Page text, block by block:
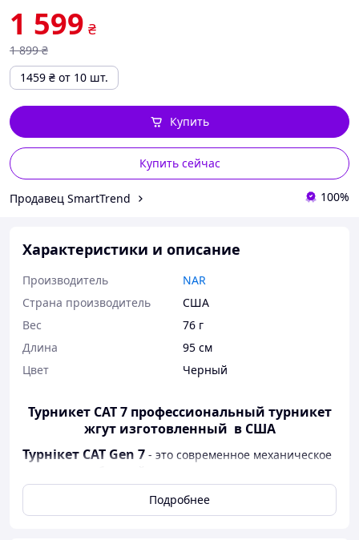
1 599 ₴
1 899 ₴
1459 ₴ от 10 шт.
Купить сейчас
Купить
Продавец SmartTrend 100%
Характеристики и описание
Производитель
NAR
Страна производитель
США
Вес
76 г
Длина
95 см
Цвет
Черный
Турникет CAT 7 профессиональный турникет
жгут изготовленный в США
Турнікет CAT Gen 7 - это современное механическое
кровотечения с конечностей. Используется в сфере
экстренной медицины и первой помощи, в том числе
профессиональными спасателями и медицинскими
Подробнее